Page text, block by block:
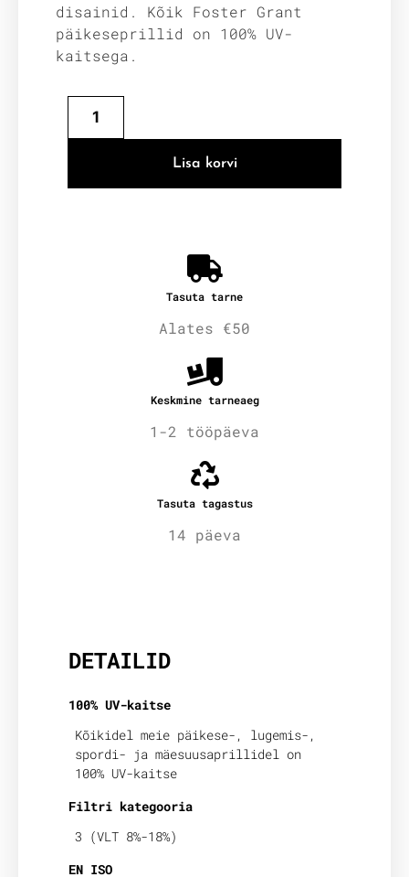
disainid. Kõik Foster Grant
päikeseprillid on 100% UV-
kaitsega.
Lisa korvi
Tasuta tarne
Alates €50
Keskmine tarneaeg
1-2 tööpäeva
Tasuta tagastus
14 päeva
DETAILID
100% UV-kaitse
Kõikidel meie päikese-, lugemis-,
spordi- ja mäesuusaprillidel on
100% UV-kaitse
Filtri kategooria
3 (VLT 8%-18%)
EN ISO